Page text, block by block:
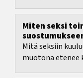
Miten seksi
Mitä seksiin
muotona etenee